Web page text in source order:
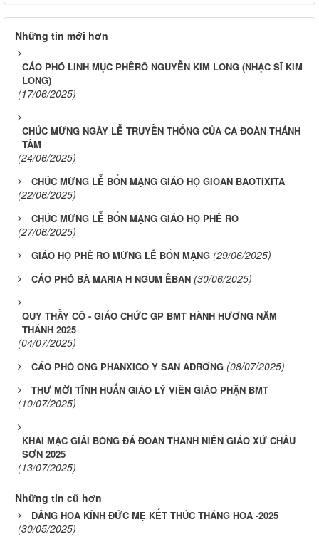
Những tin mới hơn
CÁO PHÓ LINH MỤC PHÊRÔ NGUYỄN KIM LONG (NHẠC SĨ KIM
LONG)
(17/06/2025)
CHÚC MỪNG NGÀY LỄ TRUYỀN THỐNG CỦA CA ĐOÀN THÁNH
TÂM
(24/06/2025)
CHÚC MỪNG LỄ BỔN MẠNG GIÁO HỌ GIOAN BAOTIXITA
(22/06/2025)
CHÚC MỪNG LỄ BỔN MẠNG GIÁO HỌ PHÊ RÔ
(27/06/2025)
GIÁO HỌ PHÊ RÔ MỪNG LỄ BỔN MẠNG (29/06/2025)
CÁO PHÓ BÀ MARIA H NGUM ÊBAN (30/06/2025)
QUY THẦY CÔ - GIÁO CHỨC GP BMT HÀNH HƯƠNG NĂM
THÁNH 2025
(04/07/2025)
CÁO PHÓ ÔNG PHANXICÔ Y SAN ADRƠNG (08/07/2025)
THƯ MỜI TĨNH HUẤN GIÁO LÝ VIÊN GIÁO PHẬN BMT
(10/07/2025)
KHAI MẠC GIẢI BÓNG ĐÁ ĐOÀN THANH NIÊN GIÁO XỨ CHÂU
SƠN 2025
(13/07/2025)
Những tin cũ hơn
DÂNG HOA KÍNH ĐỨC MẸ KẾT THÚC THÁNG HOA -2025
(30/05/2025)